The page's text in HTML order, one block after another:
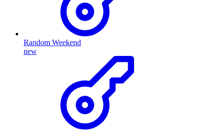
Random Weekend
new